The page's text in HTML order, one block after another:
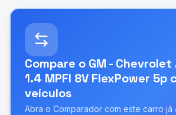
Compare o GM - Chevrolet
1.4 MPFI 8V FlexPower 5p
veículos
Abra o Comparador com este carro já